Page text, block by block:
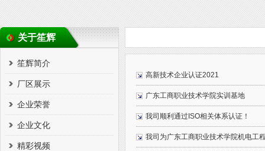
关于笙辉
笙辉简介
厂区展示
企业荣誉
企业文化
精彩视频
高新技术企业认证2021
广东工商职业技术学院实训基地
我司顺利通过ISO相关体系认证！
我司为广东工商职业技术学院机电工